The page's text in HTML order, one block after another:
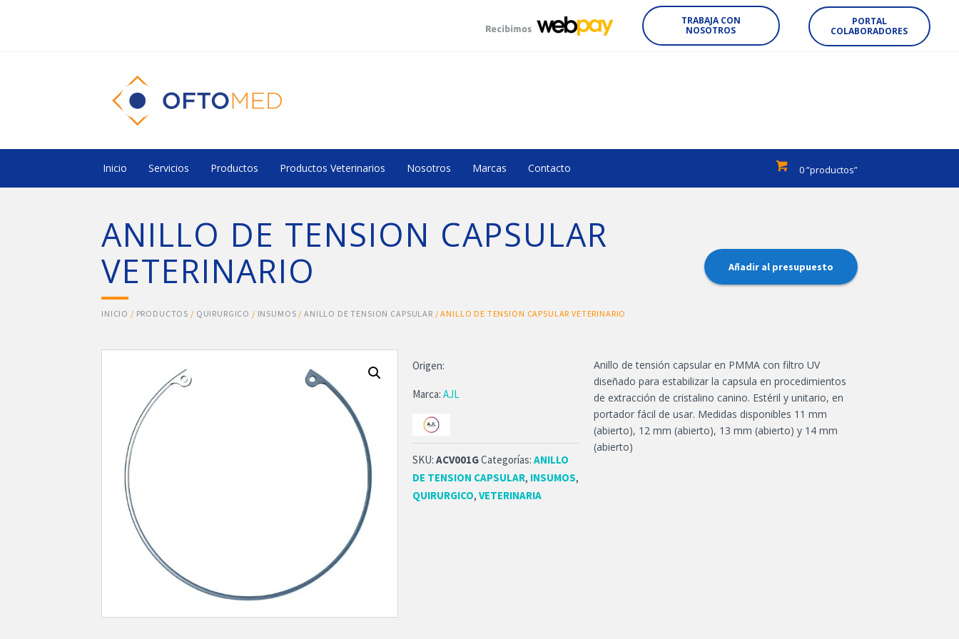
TRABAJA CON
NOSOTROS
PORTAL
COLABORADORES
Inicio Servicios Productos Productos Veterinarios Nosotros Marcas Contacto 0 ”productos”
ANILLO DE TENSION CAPSULAR
VETERINARIO
INICIO / PRODUCTOS / QUIRURGICO / INSUMOS /ANILLO DE TENSION CAPSULAR / ANILLO DE TENSION CAPSULAR VETERINARIO
Añadir al presupuesto
Origen:
Marca: AJL
SKU: ACV001GCategorías: ANILLO
DE TENSION CAPSULAR, INSUMOS,
QUIRURGICO, VETERINARIA
Anillo de tensión capsular en PMMA con filtro UV
diseñado para estabilizar la capsula en procedimientos
de extracción de cristalino canino. Estéril y unitario, en
portador fácil de usar. Medidas disponibles 11 mm
(abierto), 12 mm (abierto), 13 mm (abierto) y 14 mm
(abierto)